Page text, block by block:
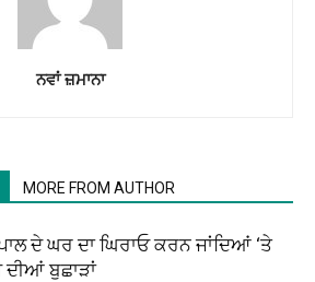
ਨਵਾਂ ਜ਼ਮਾਨਾ
MORE FROM AUTHOR
ਦੇ ਘਰ ਦਾ ਘਿਰਾਓ ਕਰਨ ਜਾਂਦਿਆਂ ‘ਤੇ
ਦੀਆਂ ਬੁਛਾੜਾਂ